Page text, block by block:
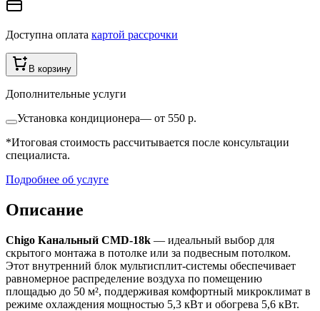
Доступна оплата картой рассрочки
В корзину
Дополнительные услуги
Установка кондиционера— от 550 р.
*Итоговая стоимость рассчитывается после консультации
специалиста.
Подробнее об услуге
Описание
Chigo Канальный CMD-18k — идеальный выбор для
скрытого монтажа в потолке или за подвесным потолком.
Этот внутренний блок мультисплит-системы обеспечивает
равномерное распределение воздуха по помещению
площадью до 50 м², поддерживая комфортный микроклимат в
режиме охлаждения мощностью 5,3 кВт и обогрева 5,6 кВт.